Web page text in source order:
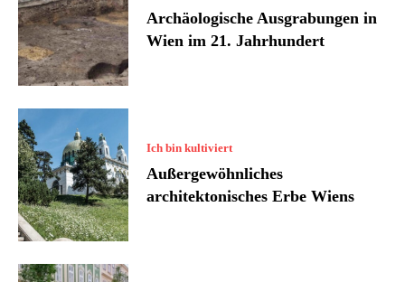
Archäologische Ausgrabungen in
Wien im 21. Jahrhundert
Ich bin kultiviert
Außergewöhnliches
architektonisches Erbe Wiens